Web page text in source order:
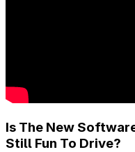
Is The New
Still Fun To Drive?